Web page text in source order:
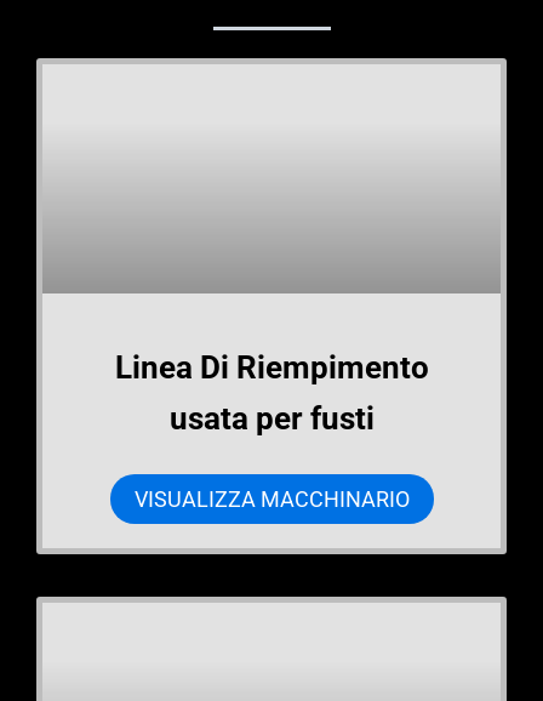
Linea Di Riempimento
usata per fusti
VISUALIZZA MACCHINARIO